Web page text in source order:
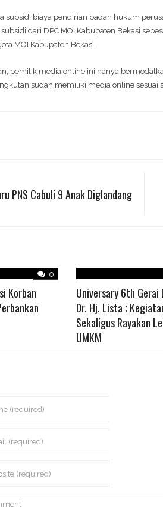
subsidi biaya pendirian badan hukum
dari DPC MOI Kabupaten Bekasi
MOI Kabupaten Bekasi.
pemilik media online ini hanya
sudah memiliki media online sesuai
PNS Cabuli 9 Anak Diglandang
0
Korban
Universary 6th Gerai
Dr. Hj. Lista ;
Sekaligus Rayakan
UMKM